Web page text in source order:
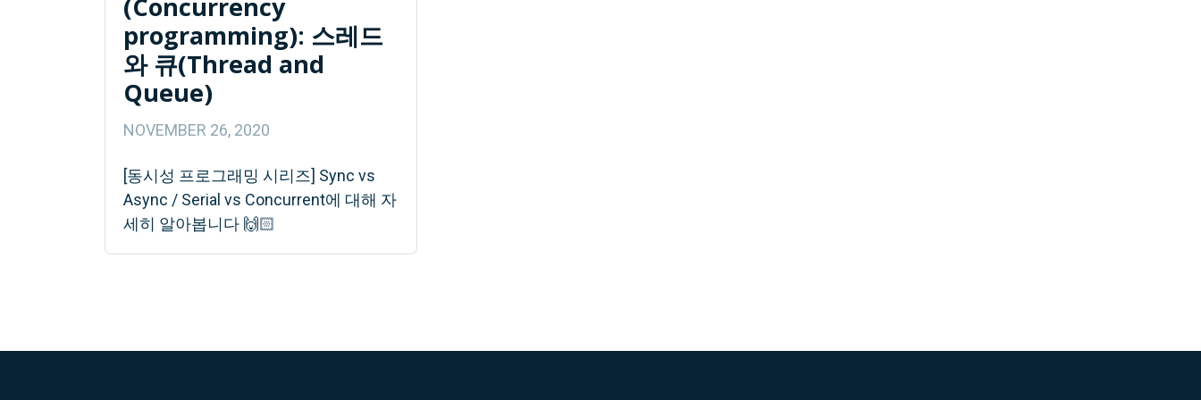
(Concurrency
programming): 스레드
와 큐(Thread and
Queue)
NOVEMBER 26, 2020
[동시성 프로그래밍 시리즈] Sync vs
Async / Serial vs Concurrent에 대해 자
세히 알아봅니다 🙌🏻